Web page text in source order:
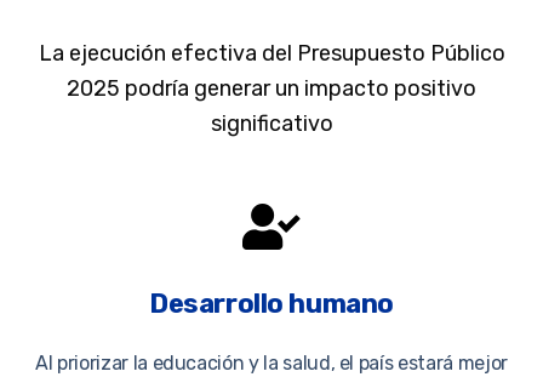
La ejecución efectiva del Presupuesto Público
2025 podría generar un impacto positivo
significativo
Desarrollo humano
Al priorizar la educación y la salud, el país estará mejor